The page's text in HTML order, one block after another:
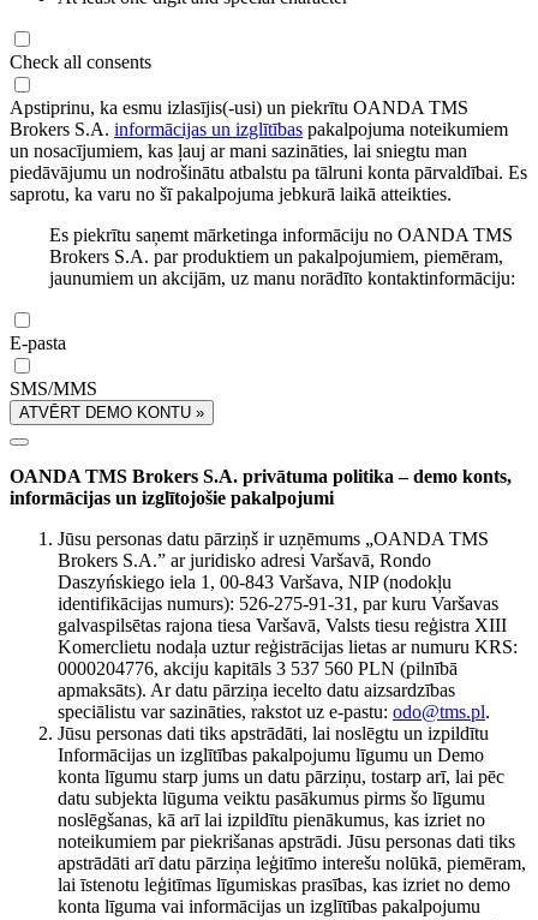
Check all consents
Apstiprinu, ka esmu izlasījis(-usi) un piekrītu OANDA TMS
Brokers S.A. informācijas un izglītības pakalpojuma noteikumiem
un nosacījumiem, kas ļauj ar mani sazināties, lai sniegtu man
piedāvājumu un nodrošinātu atbalstu pa tālruni konta pārvaldībai. Es
saprotu, ka varu no šī pakalpojuma jebkurā laikā atteikties.
Es piekrītu saņemt mārketinga informāciju no OANDA TMS
Brokers S.A. par produktiem un pakalpojumiem, piemēram,
jaunumiem un akcijām, uz manu norādīto kontaktinformāciju:
E-pasta
SMS/MMS
ATVĒRT DEMO KONTU »
OANDA TMS Brokers S.A. privātuma politika – demo konts,
informācijas un izglītojošie pakalpojumi
Jūsu personas datu pārziņš ir uzņēmums „OANDA TMS
Brokers S.A.” ar juridisko adresi Varšavā, Rondo
Daszyńskiego iela 1, 00-843 Varšava, NIP (nodokļu
identifikācijas numurs): 526-275-91-31, par kuru Varšavas
galvaspilsētas rajona tiesa Varšavā, Valsts tiesu reģistra XIII
Komerclietu nodaļa uztur reģistrācijas lietas ar numuru KRS:
0000204776, akciju kapitāls 3 537 560 PLN (pilnībā
apmaksāts). Ar datu pārziņa iecelto datu aizsardzības
speciālistu var sazināties, rakstot uz e-pastu: odo@tms.pl.
Jūsu personas dati tiks apstrādāti, lai noslēgtu un izpildītu
Informācijas un izglītības pakalpojumu līgumu un Demo
konta līgumu starp jums un datu pārziņu, tostarp arī, lai pēc
datu subjekta lūguma veiktu pasākumus pirms šo līgumu
noslēgšanas, kā arī lai izpildītu pienākumus, kas izriet no
noteikumiem par piekrišanas apstrādi. Jūsu personas dati tiks
apstrādāti arī datu pārziņa leģitīmo interešu nolūkā, piemēram,
lai īstenotu leģitīmas līgumiskas prasības, kas izriet no demo
konta līguma vai informācijas un izglītības pakalpojumu